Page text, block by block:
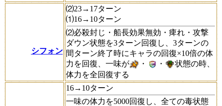
シフォン
⑵23→17ターン
⑴16→10ターン
⑵必殺封じ・船長効果無効・痺れ・攻撃
ダウン状態を3ターン回復し、3ターンの
間ターン終了時にキャラの回復×10倍の体
力を回復、一味が
・ ・
状態の時、
体力を全回復する
16→10ターン
一味の体力を5000回復し、全ての毒状態